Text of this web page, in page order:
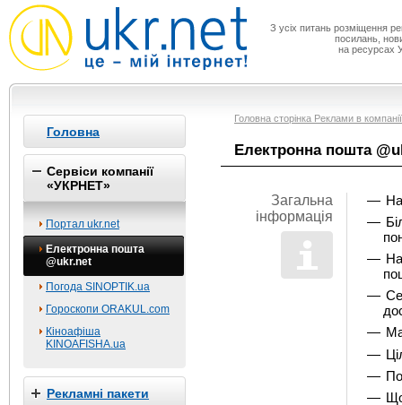
З усіх питань розміщення
посилань,
на ресурсах
Головна
Сервіси компанії
«УКРНЕТ»
Портал ukr.net
Електронна пошта
@ukr.net
Погода SINOPTIK.ua
Гороскопи ORAKUL.com
Кіноафіша
KINOAFISHA.ua
Рекламні пакети
Головна сторінка Реклами в
Електронна пошта
Загальна
інформація